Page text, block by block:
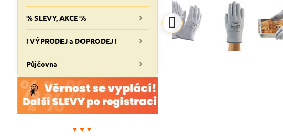
% SLEVY, AKCE %
! VÝPRODEJ a DOPRODEJ !
Půjčovna
▼▼▼